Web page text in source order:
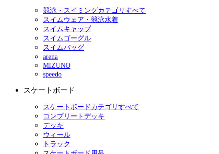
競泳・スイミングカテゴリすべて
スイムウェア・競泳水着
スイムキャップ
スイムゴーグル
スイムバッグ
arena
MIZUNO
speedo
スケートボード
スケートボードカテゴリすべて
コンプリートデッキ
デッキ
ウィール
トラック